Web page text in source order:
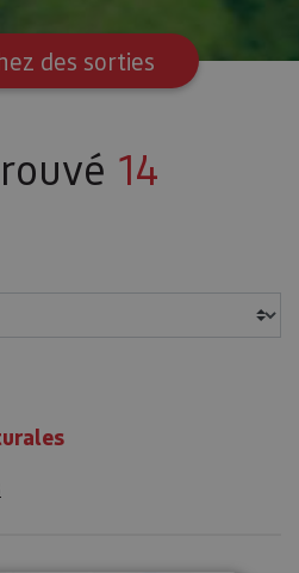
des sorties
14